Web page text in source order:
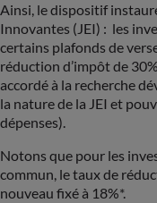
Ainsi, le dispositif
Innovantes (JEI) : les
certains plafonds de
réduction d’impôt de
accordé à la recherche
la nature de la JEI et
dépenses).
Notons que pour les
commun, le taux de
nouveau fixé à 18%*.